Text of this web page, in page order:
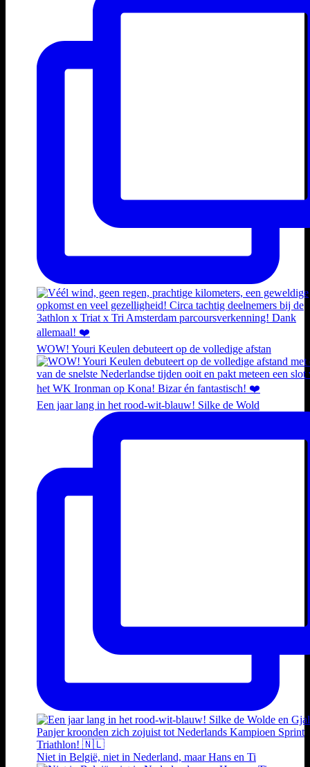
WOW! Youri Keulen debuteert op de volledige afstan
Een jaar lang in het rood-wit-blauw! Silke de Wold
Niet in België, niet in Nederland, maar Hans en Ti